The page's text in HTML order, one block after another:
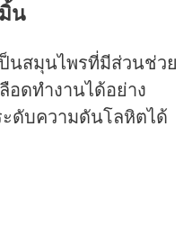
น
นสมุนไพรที่มีส่วนช่วย
อดทำงานได้อย่าง
ดับความดันโลหิตได้